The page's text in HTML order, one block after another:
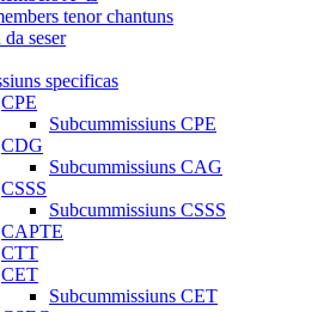
tenor chantuns
seser
specificas
CPE
Subcummissiuns CPE
CDG
Subcummissiuns CAG
CSSS
Subcummissiuns CSSS
CAPTE
CTT
CET
Subcummissiuns CET